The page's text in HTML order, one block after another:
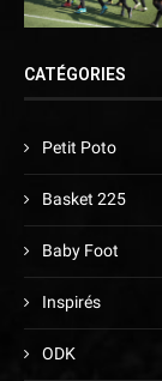
CATÉGORIES
Petit Poto
Basket 225
Baby Foot
Inspirés
ODK